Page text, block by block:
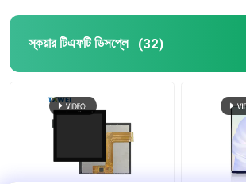
স্কয়ার টিএফটি ডিসপ্লে (32)